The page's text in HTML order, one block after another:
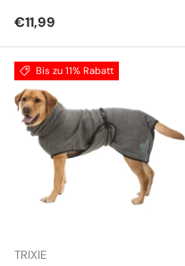
Normaler Preis
€11,99
Bis zu 11% Rabatt
TRIXIE